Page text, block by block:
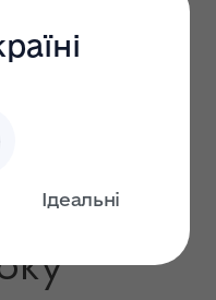
портал
у Сумській